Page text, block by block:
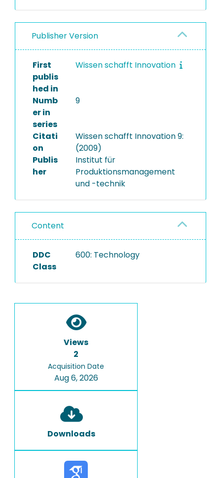
Publisher Version
First
publis
hed in
Wissen schafft Innovation
Numb
er in
series
9
Citati
on
Wissen schafft Innovation 9:
(2009)
Publis
her
Institut für
Produktionsmanagement
und -technik
Content
DDC
Class
600: Technology
Views
2
Acquisition Date
Aug 6, 2026
Downloads